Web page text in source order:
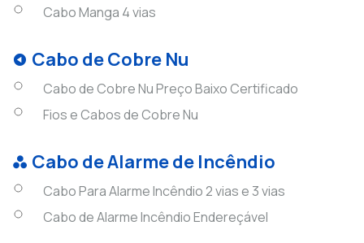
Cabo Manga 4 vias
Cabo de Cobre Nu
Cabo de Cobre Nu Preço Baixo Certificado
Fios e Cabos de Cobre Nu
Cabo de Alarme de Incêndio
Cabo Para Alarme Incêndio 2 vias e 3 vias
Cabo de Alarme Incêndio Endereçável